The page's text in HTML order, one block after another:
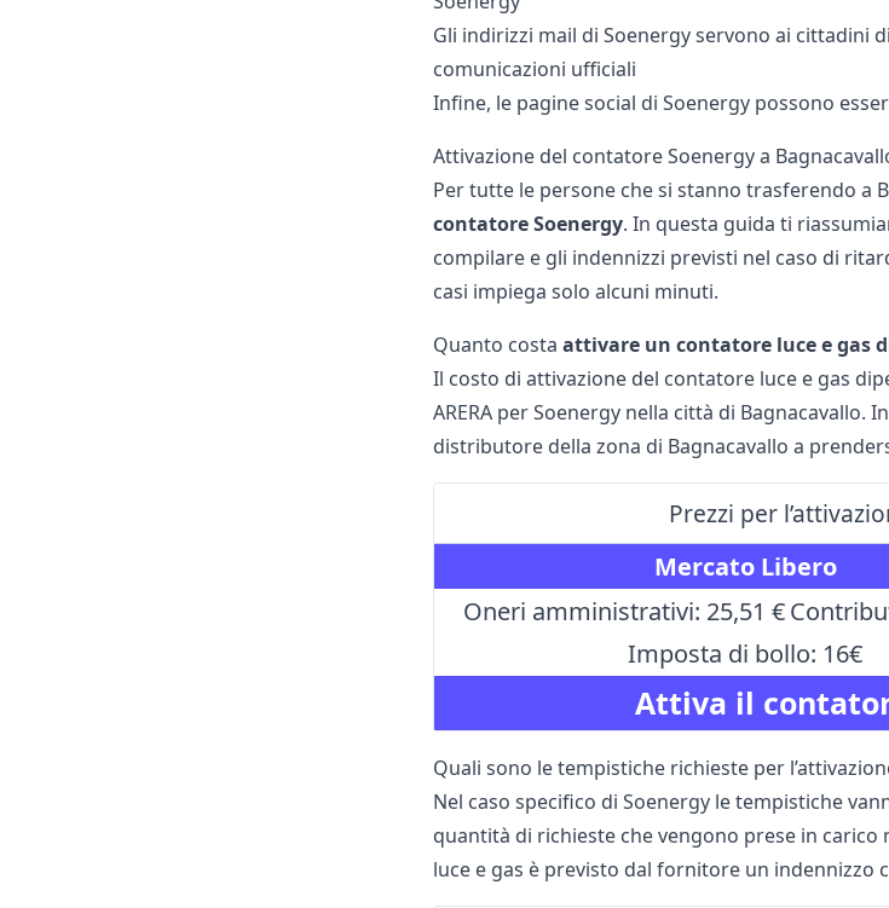
Gli indirizzi mail di Soenergy servono ai cittadini
comunicazioni ufficiali
Infine, le pagine social di Soenergy possono
Attivazione del contatore Soenergy a
Per tutte le persone che si stanno trasferendo a
contatore Soenergy. In questa guida ti
compilare e gli indennizzi previsti nel caso di
casi impiega solo alcuni minuti.
Quanto costa attivare un contatore luce e gas
Il costo di attivazione del contatore luce e gas
ARERA per Soenergy nella città di Bagnacavallo.
distributore della zona di Bagnacavallo a
Prezzi per
Attiva il
Mercato Libero
Oneri amministrativi: 25,51 €
Imposta di bollo: 16€
Quali sono le tempistiche richieste per
Nel caso specifico di Soenergy le tempistiche
quantità di richieste che vengono prese in
luce e gas è previsto dal fornitore un indennizzo